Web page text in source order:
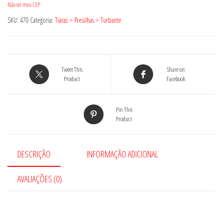
Não sei meu CEP
SKU: 470 Categoria: Tiaras > Presilhas > Turbante
Tweet This
Product
Share on
Facebook
Pin This
Product
DESCRIÇÃO INFORMAÇÃO ADICIONAL
AVALIAÇÕES (0)